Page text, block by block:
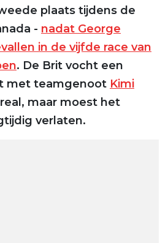
plaats tijdens de
- nadat George
in de vijfde race van
. De Brit vocht een
met teamgenoot Kimi
maar moest het
verlaten.